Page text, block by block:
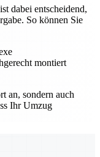
dabei entscheidend,
So können Sie
montiert
an, sondern auch
Ihr Umzug